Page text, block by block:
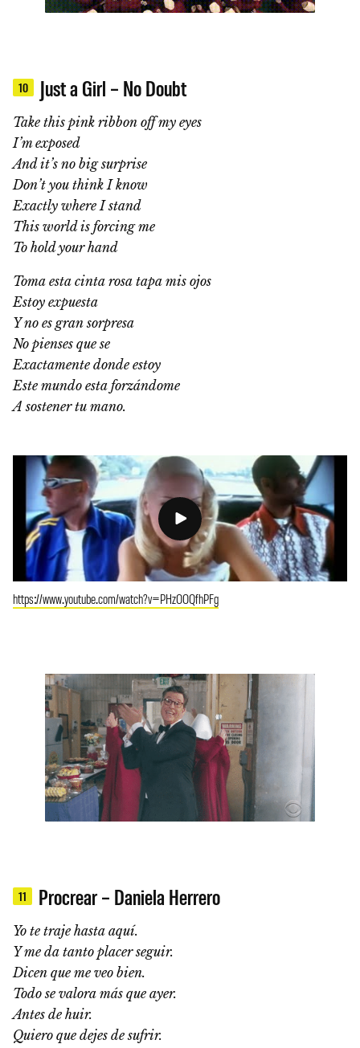
10 Just a Girl – No Doubt
Take this pink ribbon off my eyes
I’m exposed
And it’s no big surprise
Don’t you think I know
Exactly where I stand
This world is forcing me
To hold your hand
Toma esta cinta rosa tapa mis ojos
Estoy expuesta
Y no es gran sorpresa
No pienses que se
Exactamente donde estoy
Este mundo esta forzándome
A sostener tu mano.
https://www.youtube.com/watch?v=PHzOOQfhPFg
11 Procrear – Daniela Herrero
Yo te traje hasta aquí.
Y me da tanto placer seguir.
Dicen que me veo bien.
Todo se valora más que ayer.
Antes de huir.
Quiero que dejes de sufrir.